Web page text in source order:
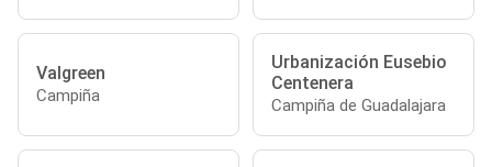
Valgreen
Campiña
Urbanización Eusebio
Centenera
Campiña de Guadalajara